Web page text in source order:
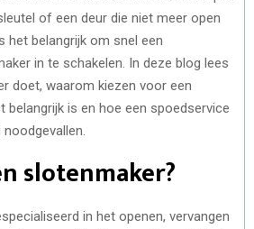
of een deur die niet meer open
het belangrijk om snel een
in te schakelen. In deze blog lees
doet, waarom kiezen voor een
belangrijk is en hoe een spoedservice
slotenmaker?
in het openen, vervangen